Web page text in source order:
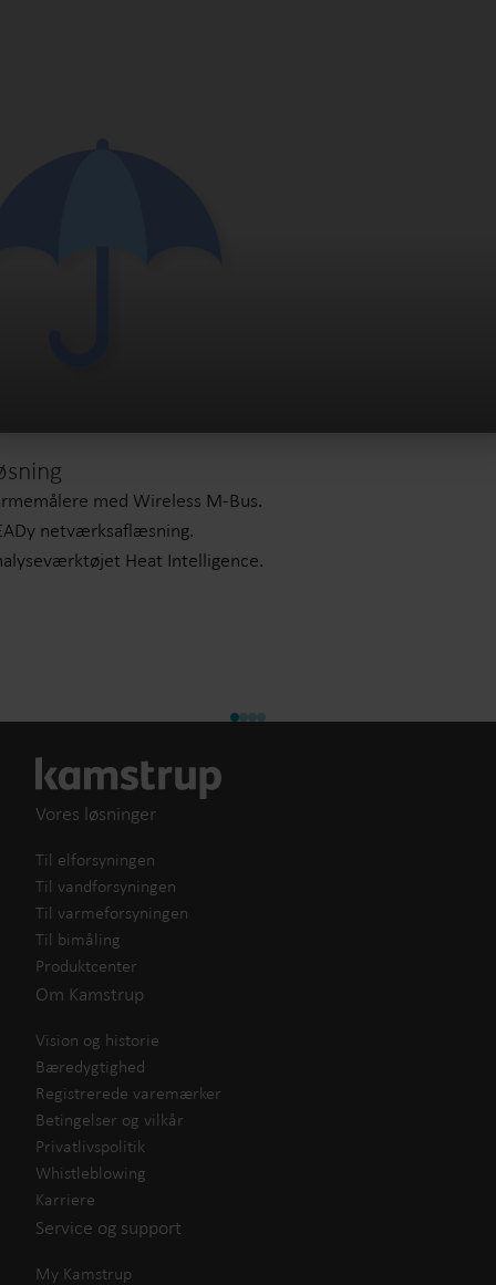
med Wireless M-Bus.
netværksaflæsning.
Heat Intelligence.
Vores løsninger
Til elforsyningen
Til vandforsyningen
Til varmeforsyningen
Til bimåling
Produktcenter
Om Kamstrup
Vision og historie
Bæredygtighed
Registrerede varemærker
Betingelser og vilkår
Privatlivspolitik
Whistleblowing
Karriere
Service og support
My Kamstrup